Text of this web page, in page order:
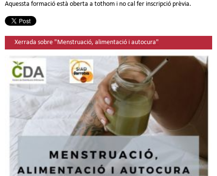
Aquessta formació està oberta a tothom i no cal fer inscripció prèvia.
Xerrada sobre "Menstruació, alimentació i autocura"